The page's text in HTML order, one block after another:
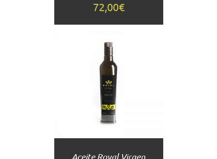
72,00€
AÑADIR
AL
CARRITO
DETALLES
Aceite Royal Virgen